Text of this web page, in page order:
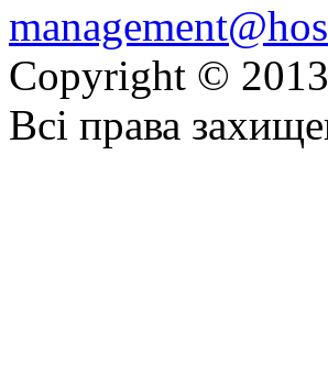
Copyright ©
Всі права